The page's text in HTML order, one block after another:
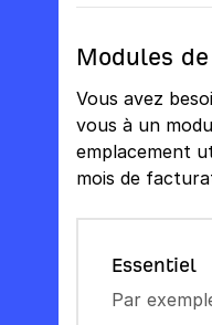
Modules
Vous avez
vous à un
emplacement
mois de
Essentiel
Par